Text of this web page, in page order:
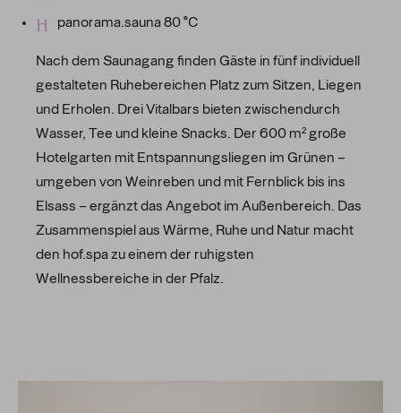
panorama.sauna 80 °C
Nach dem Saunagang finden Gäste in fünf individuell
gestalteten Ruhebereichen Platz zum Sitzen, Liegen
und Erholen. Drei Vitalbars bieten zwischendurch
Wasser, Tee und kleine Snacks. Der 600 m² große
Hotelgarten mit Entspannungsliegen im Grünen –
umgeben von Weinreben und mit Fernblick bis ins
Elsass – ergänzt das Angebot im Außenbereich. Das
Zusammenspiel aus Wärme, Ruhe und Natur macht
den hof.spa zu einem der ruhigsten
Wellnessbereiche in der Pfalz.